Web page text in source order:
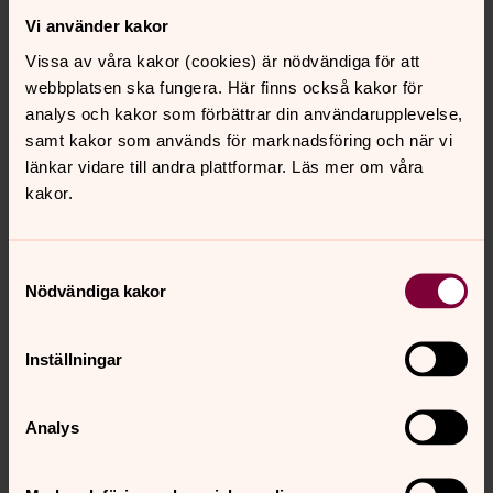
Vi använder kakor
Vissa av våra kakor (cookies) är nödvändiga för att
webbplatsen ska fungera. Här finns också kakor för
analys och kakor som förbättrar din användarupplevelse,
samt kakor som används för marknadsföring och när vi
länkar vidare till andra plattformar. Läs mer om våra
kakor.
Nödvändiga kakor
Inställningar
Analys
Bevattningslådor
Information
Modeller och priser 2026
Övriga tjänster
Bra att veta